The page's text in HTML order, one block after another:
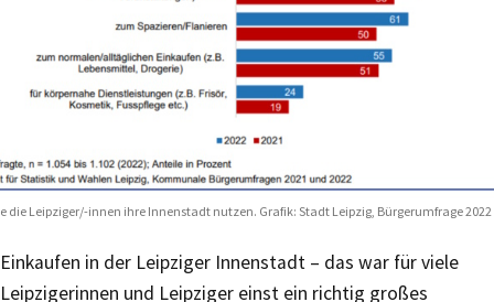
die Leipziger/-innen ihre Innenstadt nutzen. Grafik: Stadt Leipzig, Bürgerumfrage 2022
Einkaufen in der Leipziger Innenstadt – das war für viele
Leipzigerinnen und Leipziger einst ein richtig großes